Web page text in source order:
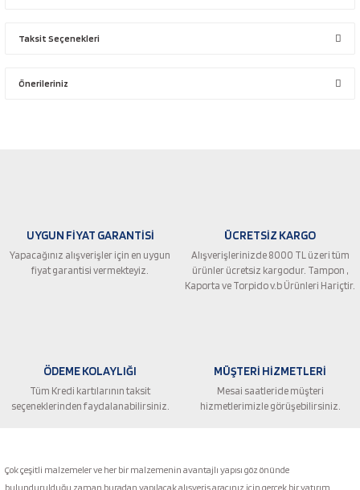
Taksit Seçenekleri
Önerileriniz
Ürün açıklamasında eksik bilgiler bulunuyor.
Ürün bilgilerinde hatalar bulunuyor.
Ürün fiyatı diğer sitelerden daha pahalı.
Gönder
UYGUN FİYAT GARANTİSİ
Yapacağınız alışverişler için en uygun
fiyat garantisi vermekteyiz.
ÜCRETSİZ KARGO
Alışverişlerinizde 8000 TL üzeri tüm
ürünler ücretsiz kargodur. Tampon ,
Kaporta ve Torpido v.b Ürünleri Hariçtir.
ÖDEME KOLAYLIĞI
Tüm Kredi kartılarının taksit
seçeneklerinden faydalanabilirsiniz.
MÜŞTERİ HİZMETLERİ
Mesai saatleride müşteri
hizmetlerimizle görüşebilirsiniz.
Çok çeşitli malzemeler ve her bir malzemenin avantajlı yapısı göz önünde
bulundurulduğu zaman buradan yapılacak alışveriş aracınız için gerçek bir yatırım